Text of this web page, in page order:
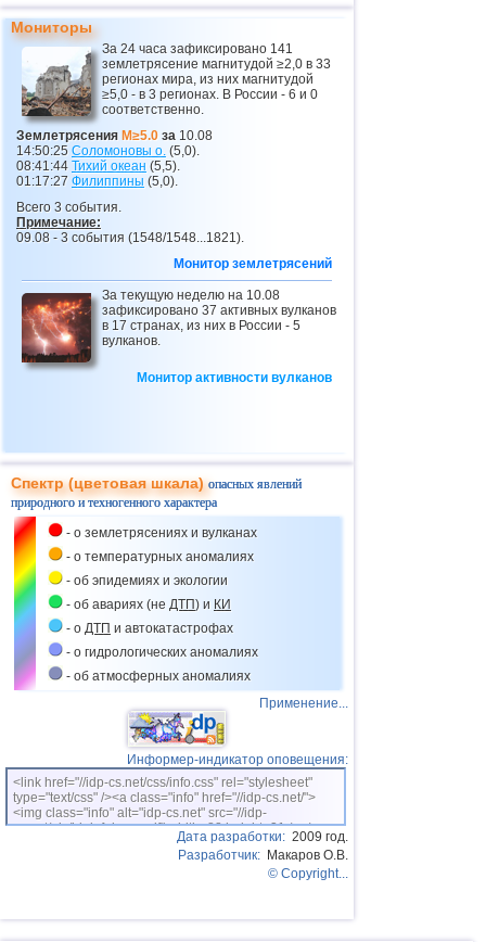
26 о.Виргинии (США)
27 Пуэрто-Рико 2,6...3,5 3
28 Португалия 3,5
29 Сальвадор
30 Коста-Рика
32 Гватемала
Восточный Тимор 2,5...2,9 2
34 Средиземное море (центр)
35 Ионическое море 2,7
36 Чехия
Мониторы
За 24 часа зафиксировано 141
землетрясение магнитудой ≥2,0 в 33
регионах мира, из них магнитудой
≥5,0 - в 3 регионах. В России - 6 и 0
соответственно.
Землетрясения M≥5.0 за 10.08
14:50:25 Соломоновы о. (5,0).
08:41:44 Тихий океан (5,5).
01:17:27 Филиппины (5,0).
Всего 3 события.
Примечание:
09.08 - 3 события (1548/1548...1821).
Монитор землетрясений
За текущую неделю на 10.08
зафиксировано 37 активных вулканов
в 17 странах, из них в России - 5
вулканов.
Монитор активности вулканов
Спектр (цветовая шкала)опасных явлений
природного и техногенного характера
- о землетрясениях и вулканах
- о температурных аномалиях
- об эпидемиях и экологии
- об авариях (не ДТП) и КИ
- о ДТП и автокатастрофах
- о гидрологических аномалиях
- об атмосферных аномалиях
Применение...
Информер-индикатор оповещения:
<link href="//idp-cs.net/css/info.css" rel="stylesheet"
type="text/css" /><a class="info" href="//idp-cs.net/">
<img class="info" alt="idp-cs.net" src="//idp-
cs.net/pix/idpinfok_sm.gif" width=88 height=31 /></a>
Дата разработки: 2009 год.
Разработчик: Макаров О.В.
© Copyright...